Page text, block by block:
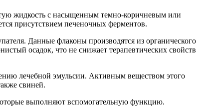
жидкость с насыщенным темно-коричневым или
присутствием печеночных ферментов.
Данные флаконы производятся из органического
осадок, что не снижает терапевтических свойств
лечебной эмульсии. Активным веществом этого
свиней.
выполняют вспомогательную функцию.